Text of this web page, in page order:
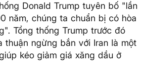
Donald Trump tuyên bố "lần
năm, chúng ta chuẩn bị có hòa
Tổng thống Trump trước đó
thuận ngừng bắn với Iran là một
kéo giảm giá xăng dầu ở